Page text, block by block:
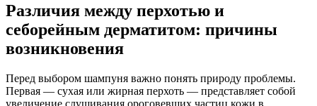
Различия между перхотью и
себорейным дерматитом: причины
возникновения
Перед выбором шампуня важно понять природу проблемы.
Первая — сухая или жирная перхоть — представляет собой
увеличение слущивания ороговевших частиц кожи в